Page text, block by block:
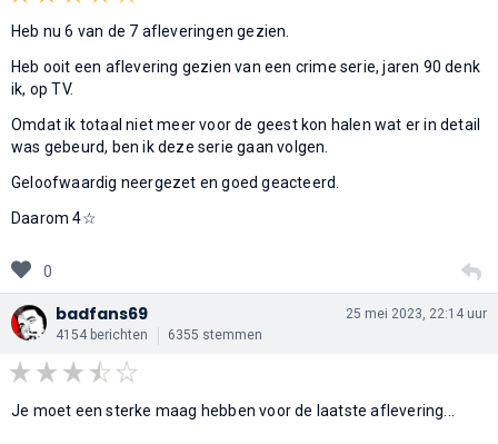
Heb nu 6 van de 7 afleveringen gezien.
Heb ooit een aflevering gezien van een crime serie, jaren 90 denk
ik, op TV.
Omdat ik totaal niet meer voor de geest kon halen wat er in detail
was gebeurd, ben ik deze serie gaan volgen.
Geloofwaardig neergezet en goed geacteerd.
Daarom 4☆
0
badfans69
4154 berichten 6355 stemmen
25 mei 2023, 22:14 uur
Je moet een sterke maag hebben voor de laatste aflevering...